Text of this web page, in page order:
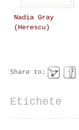
Nadia Gray
(Herescu)
Share to:
Etichete